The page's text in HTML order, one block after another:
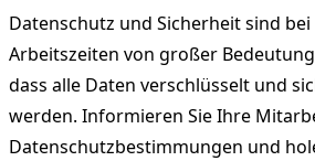
Datenschutz und Sicherheit sind
Arbeitszeiten von großer
dass alle Daten verschlüsselt und
werden. Informieren Sie Ihre
Datenschutzbestimmungen und